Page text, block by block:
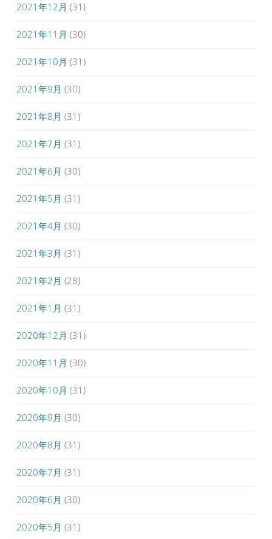
2021年12月 (31)
2021年11月 (30)
2021年10月 (31)
2021年9月 (30)
2021年8月 (31)
2021年7月 (31)
2021年6月 (30)
2021年5月 (31)
2021年4月 (30)
2021年3月 (31)
2021年2月 (28)
2021年1月 (31)
2020年12月 (31)
2020年11月 (30)
2020年10月 (31)
2020年9月 (30)
2020年8月 (31)
2020年7月 (31)
2020年6月 (30)
2020年5月 (31)